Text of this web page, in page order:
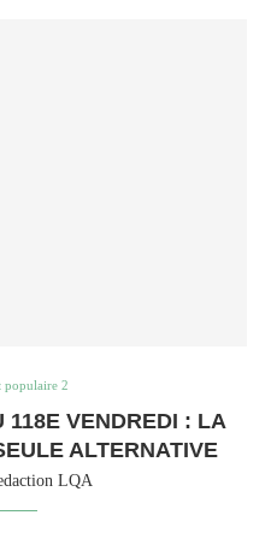
populaire 2
118E VENDREDI : LA
ALTERNATIVE
LQA